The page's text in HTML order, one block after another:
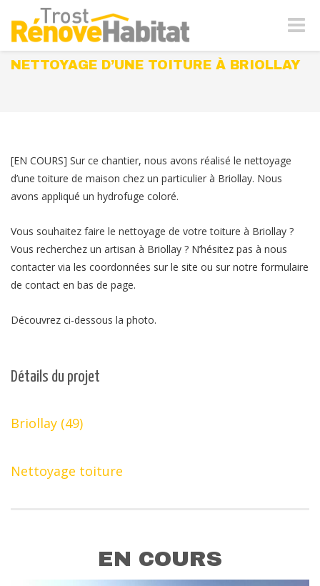
-
NETTOYAGE D’UNE TOITURE À BRIOLLAY
[EN COURS] Sur ce chantier, nous avons réalisé le nettoyage
d’une toiture de maison chez un particulier à Briollay. Nous
avons appliqué un hydrofuge coloré.
Vous souhaitez faire le nettoyage de votre toiture à Briollay ?
Vous recherchez un artisan à Briollay ? N’hésitez pas à nous
contacter via les coordonnées sur le site ou sur notre formulaire
de contact en bas de page.
Découvrez ci-dessous la photo.
Détails du projet
Briollay (49)
Nettoyage toiture
EN COURS